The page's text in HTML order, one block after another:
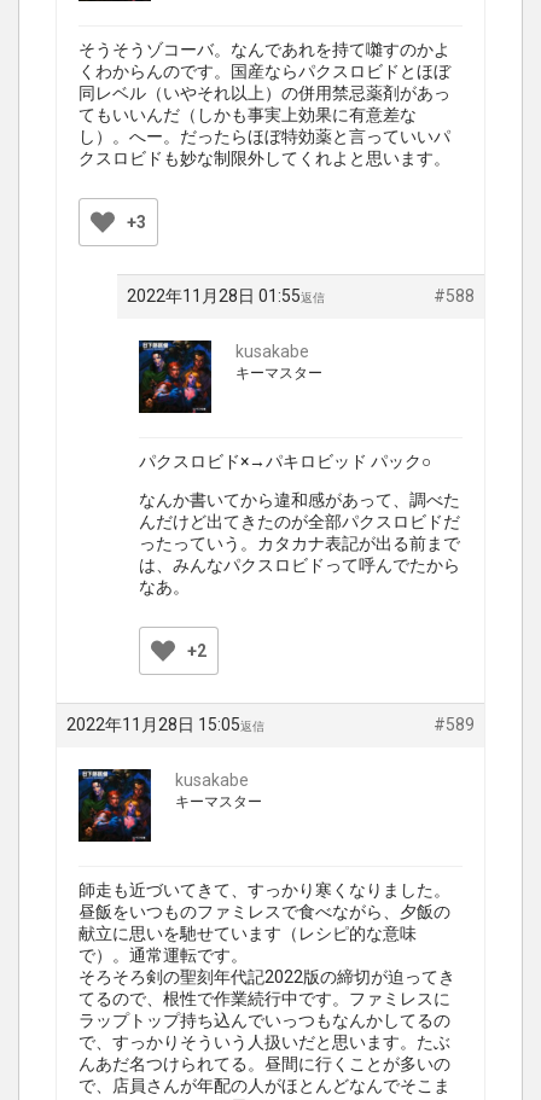
そうそうゾコーバ。なんであれを持て囃すのかよ
くわからんのです。国産ならパクスロビドとほぼ
同レベル（いやそれ以上）の併用禁忌薬剤があっ
てもいいんだ（しかも事実上効果に有意差な
し）。へー。だったらほぼ特効薬と言っていいパ
クスロビドも妙な制限外してくれよと思います。
+3
2022年11月28日 01:55 #588
返信
kusakabe
キーマスター
パクスロビド×→パキロビッド パック○
なんか書いてから違和感があって、調べた
んだけど出てきたのが全部パクスロビドだ
ったっていう。カタカナ表記が出る前まで
は、みんなパクスロビドって呼んでたから
なあ。
+2
2022年11月28日 15:05 #589
返信
kusakabe
キーマスター
師走も近づいてきて、すっかり寒くなりました。
昼飯をいつものファミレスで食べながら、夕飯の
献立に思いを馳せています（レシピ的な意味
で）。通常運転です。
そろそろ剣の聖刻年代記2022版の締切が迫ってき
てるので、根性で作業続行中です。ファミレスに
ラップトップ持ち込んでいっつもなんかしてるの
で、すっかりそういう人扱いだと思います。たぶ
んあだ名つけられてる。昼間に行くことが多いの
で、店員さんが年配の人がほとんどなんでそこま